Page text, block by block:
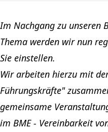
Im Nachgang zu unseren
Thema werden wir nun
Sie einstellen.
Wir arbeiten hierzu mit
Führungskräfte"
gemeinsame
im BME - Vereinbarkeit